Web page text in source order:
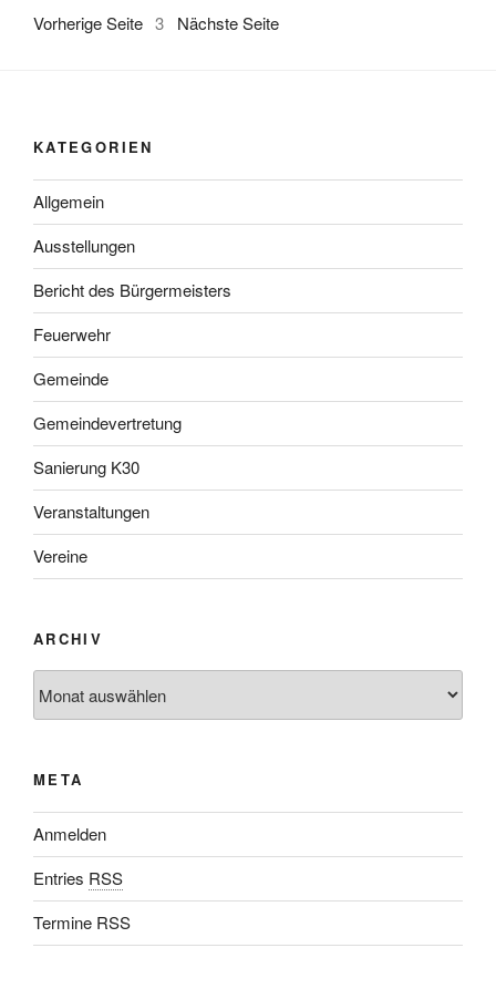
Vorherige Seite 3 Nächste Seite
KATEGORIEN
Allgemein
Ausstellungen
Bericht des Bürgermeisters
Feuerwehr
Gemeinde
Gemeindevertretung
Sanierung K30
Veranstaltungen
Vereine
ARCHIV
META
Anmelden
Entries RSS
Termine RSS